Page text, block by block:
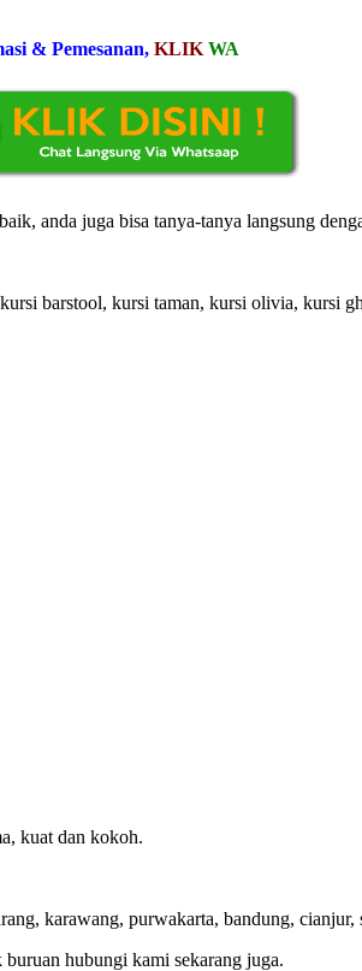
& Pemesanan, KLIK WA
anda juga bisa tanya-tanya langsung
barstool, kursi taman, kursi olivia, kursi
kuat dan kokoh.
karawang, purwakarta, bandung,
buruan hubungi kami sekarang juga.